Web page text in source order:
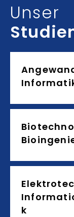
Inhalt
Unser
k